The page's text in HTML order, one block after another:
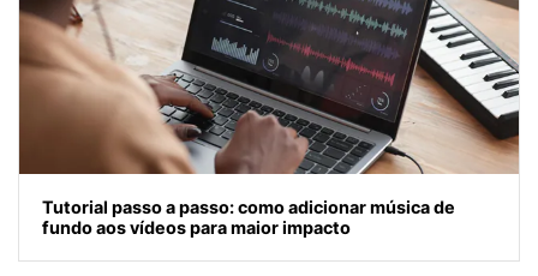
Tutorial passo a passo: como adicionar música de
fundo aos vídeos para maior impacto